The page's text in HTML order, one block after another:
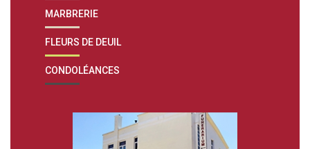
MARBRERIE
FLEURS DE DEUIL
CONDOLÉANCES